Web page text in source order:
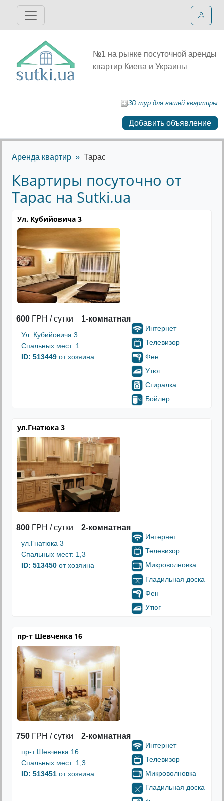
№1 на рынке посуточной аренды
квартир Киева и Украины
3D тур для вашей квартиры
Добавить объявление
Аренда квартир Тарас
Квартиры посуточно от
Тарас на Sutki.ua
Ул. Кубийовича 3
600 ГРН / сутки 1-комнатная
Ул. Кубийовича 3
Спальных мест: 1
ID: 513449 от хозяина
Интернет
Телевизор
Фен
Утюг
Стиралка
Бойлер
ул.Гнатюка 3
800 ГРН / сутки 2-комнатная
ул.Гнатюка 3
Спальных мест: 1,3
ID: 513450 от хозяина
Интернет
Телевизор
Микроволновка
Гладильная доска
Фен
Утюг
пр-т Шевченка 16
750 ГРН / сутки 2-комнатная
пр-т Шевченка 16
Спальных мест: 1,3
ID: 513451 от хозяина
Интернет
Телевизор
Микроволновка
Гладильная доска